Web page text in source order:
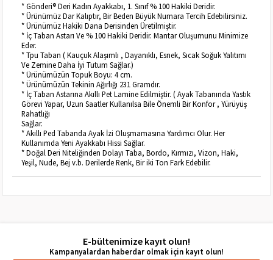
* Gönderi® Deri Kadın Ayakkabı, 1. Sınıf % 100 Hakiki Deridir.
* Ürünümüz Dar Kalıptır, Bir Beden Büyük Numara Tercih Edebilirsiniz.
* Ürünümüz Hakiki Dana Derisinden Üretilmiştir.
* İç Taban Astarı Ve % 100 Hakiki Deridir. Mantar Oluşumunu Minimize
Eder.
* Tpu Taban ( Kauçuk Alaşımlı , Dayanıklı, Esnek, Sıcak Soğuk Yalıtımı
Ve Zemine Daha İyi Tutum Sağlar.)
* Ürünümüzün Topuk Boyu: 4 cm.
* Ürünümüzün Tekinin Ağırlığı 231 Gramdır.
* İç Taban Astarına Akıllı Pet Lamine Edilmiştir. ( Ayak Tabanında Yastık
Görevi Yapar, Uzun Saatler Kullanılsa Bile Önemli Bir Konfor , Yürüyüş
Rahatlığı
Sağlar.
* Akıllı Ped Tabanda Ayak İzi Oluşmamasına Yardımcı Olur. Her
Kullanımda Yeni Ayakkabı Hissi Sağlar.
* Doğal Deri Niteliğinden Dolayı Taba, Bordo, Kırmızı, Vizon, Haki,
Yeşil, Nude, Bej v.b. Derilerde Renk, Bir iki Ton Fark Edebilir.
E-bültenimize kayıt olun!